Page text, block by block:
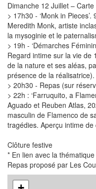
Dimanche 12 Juillet –
> 17h30 - ‘Monk in
Meredith Monk, artiste
la mysoginie et le
> 19h - ‘Démarches
Regard intime sur la vie de
de la nature et ses aléas,
présence de la réalisatrice).
> 20h30 - Repas (sur
> 22h : ‘Farruquito, a
Aguado et Reuben Atlas,
masculin de Flamenco de
tragédies. Aperçu intime
Clôture festive
* En lien avec la thématique
Repas proposé par Les